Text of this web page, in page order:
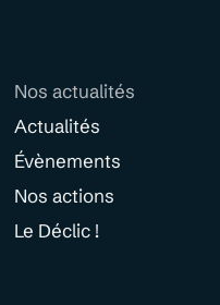
Nos actualités
Actualités
Évènements
Nos actions
Le Déclic !